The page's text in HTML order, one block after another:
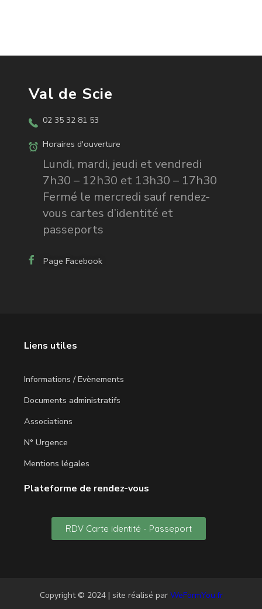
Val de Scie
02 35 32 81 53
Horaires d'ouverture
Lundi, mardi, jeudi et vendredi
7h30 – 12h30 et 13h30 – 17h30
Fermé le mercredi sauf rendez-
vous cartes d’identité et
passeports
Page Facebook
Liens utiles
Informations / Evènements
Documents administratifs
Associations
N° Urgence
Mentions légales
Plateforme de rendez-vous
RDV Carte identité - Passeport
Copyright © 2024 | site réalisé par WeFormYou.fr